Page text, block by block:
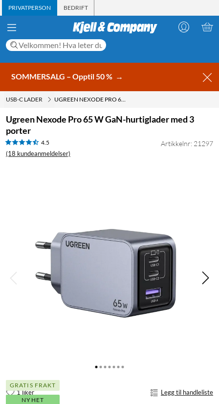
PRIVATPERSON BEDRIFT
SOMMERSALG – Opptil 50 % →
USB-C LADER UGREEN NEXODE PRO 65 W GAN-HURTIGLADER MED 3 PORTER
Ugreen Nexode Pro 65 W GaN-hurtiglader med 3
porter
4.5
(18 kundeanmeldelser)
Artikkelnr: 21297
GRATIS FRAKT
NYHET
1 liker Legg til handleliste